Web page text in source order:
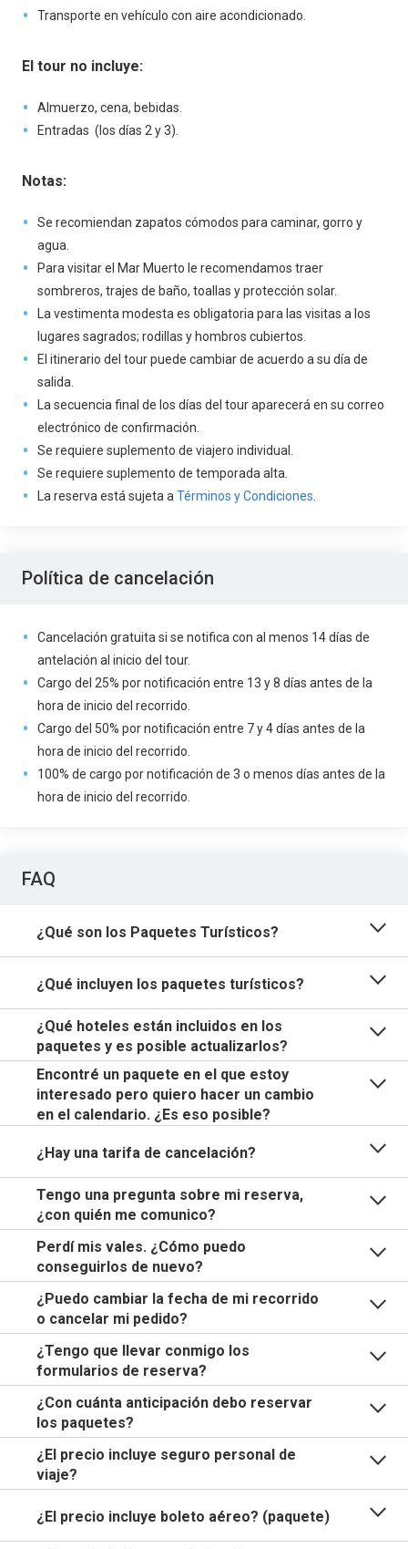
Transporte en vehículo con aire acondicionado.
El tour no incluye:
Almuerzo, cena, bebidas.
Entradas (los días 2 y 3).
Notas:
Se recomiendan zapatos cómodos para caminar, gorro y
agua.
Para visitar el Mar Muerto le recomendamos traer
sombreros, trajes de baño, toallas y protección solar.
La vestimenta modesta es obligatoria para las visitas a los
lugares sagrados; rodillas y hombros cubiertos.
El itinerario del tour puede cambiar de acuerdo a su día de
salida.
La secuencia final de los días del tour aparecerá en su correo
electrónico de confirmación.
Se requiere suplemento de viajero individual.
Se requiere suplemento de temporada alta.
La reserva está sujeta a Términos y Condiciones
Política de cancelación
Cancelación gratuita si se notifica con al menos 14 días de
antelación al inicio del tour.
Cargo del 25% por notificación entre 13 y 8 días antes de la
hora de inicio del recorrido.
Cargo del 50% por notificación entre 7 y 4 días antes de la
hora de inicio del recorrido.
100% de cargo por notificación de 3 o menos días antes de la
hora de inicio del recorrido.
FAQ
¿Qué son los Paquetes Turísticos?
¿Qué incluyen los paquetes turísticos?
¿Qué hoteles están incluidos en los
paquetes y es posible actualizarlos?
Encontré un paquete en el que estoy
interesado pero quiero hacer un cambio
en el calendario. ¿Es eso posible?
¿Hay una tarifa de cancelación?
Tengo una pregunta sobre mi reserva,
¿con quién me comunico?
Perdí mis vales. ¿Cómo puedo
conseguirlos de nuevo?
¿Puedo cambiar la fecha de mi recorrido
o cancelar mi pedido?
¿Tengo que llevar conmigo los
formularios de reserva?
¿Con cuánta anticipación debo reservar
los paquetes?
¿El precio incluye seguro personal de
viaje?
¿El precio incluye boleto aéreo? (paquete)